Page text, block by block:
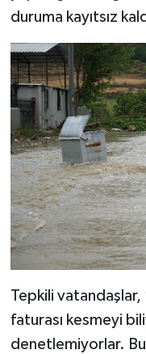
duruma kayıtsız
Tepkili vatandaşlar,
faturası kesmeyi
denetlemiyorlar. Bu